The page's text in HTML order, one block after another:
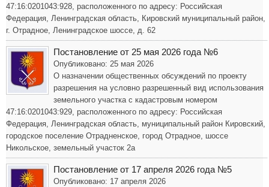
47:16:0201043:928, расположенного по адресу: Российская
Федерация, Ленинградская область, Кировский муниципальный район,
г. Отрадное, Ленинградское шоссе, д. 62
Постановление от 25 мая 2026 года №6
Опубликовано: 25 мая 2026
О назначении общественных обсуждений по проекту
разрешения на условно разрешенный вид использования
земельного участка с кадастровым номером
47:16:0201043:929, расположенного по адресу: Российская
Федерация, Ленинградская область, муниципальный район Кировский,
городское поселение Отрадненское, город Отрадное, шоссе
Никольское, земельный участок 2а
Постановление от 17 апреля 2026 года №5
Опубликовано: 17 апреля 2026